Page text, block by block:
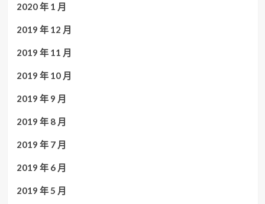
2020 年 1 月
2019 年 12 月
2019 年 11 月
2019 年 10 月
2019 年 9 月
2019 年 8 月
2019 年 7 月
2019 年 6 月
2019 年 5 月